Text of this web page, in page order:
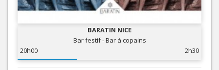
BARATIN NICE
Bar festif - Bar à copains
20h00
2h30